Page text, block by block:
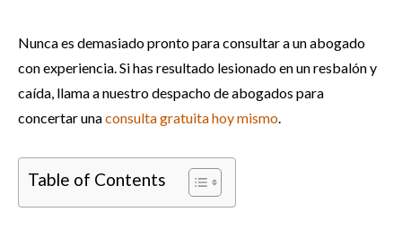
Nunca es demasiado pronto para consultar a un abogado
con experiencia. Si has resultado lesionado en un resbalón y
caída, llama a nuestro despacho de abogados para
concertar unaconsulta gratuita hoy mismo.
Table of Contents